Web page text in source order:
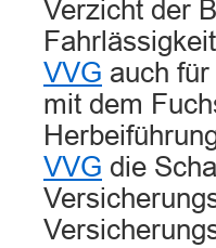
Verzicht der
VVG auch
mit dem
VVG die